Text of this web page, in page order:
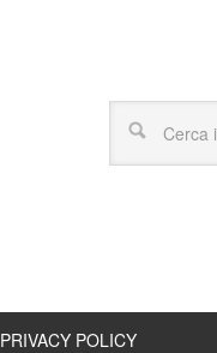
PRIVACY POLICY